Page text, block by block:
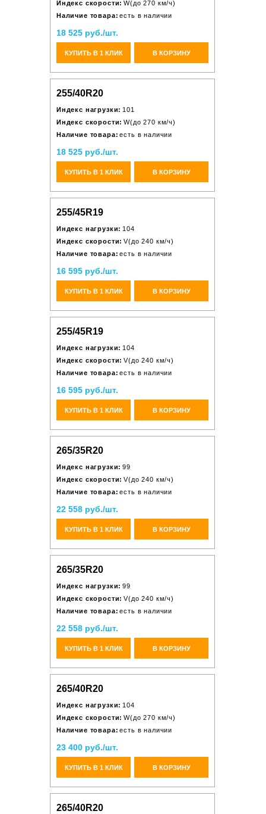
Индекс скорости: W(до 270 км/ч)
Наличие товара: есть в наличии
18 525 руб./шт.
КУПИТЬ В 1 КЛИК В КОРЗИНУ
255/40R20
Индекс нагрузки: 101
Индекс скорости: W(до 270 км/ч)
Наличие товара: есть в наличии
18 525 руб./шт.
КУПИТЬ В 1 КЛИК В КОРЗИНУ
255/45R19
Индекс нагрузки: 104
Индекс скорости: V(до 240 км/ч)
Наличие товара: есть в наличии
16 595 руб./шт.
КУПИТЬ В 1 КЛИК В КОРЗИНУ
255/45R19
Индекс нагрузки: 104
Индекс скорости: V(до 240 км/ч)
Наличие товара: есть в наличии
16 595 руб./шт.
КУПИТЬ В 1 КЛИК В КОРЗИНУ
265/35R20
Индекс нагрузки: 99
Индекс скорости: V(до 240 км/ч)
Наличие товара: есть в наличии
22 558 руб./шт.
КУПИТЬ В 1 КЛИК В КОРЗИНУ
265/35R20
Индекс нагрузки: 99
Индекс скорости: V(до 240 км/ч)
Наличие товара: есть в наличии
22 558 руб./шт.
КУПИТЬ В 1 КЛИК В КОРЗИНУ
265/40R20
Индекс нагрузки: 104
Индекс скорости: W(до 270 км/ч)
Наличие товара: есть в наличии
23 400 руб./шт.
КУПИТЬ В 1 КЛИК В КОРЗИНУ
265/40R20